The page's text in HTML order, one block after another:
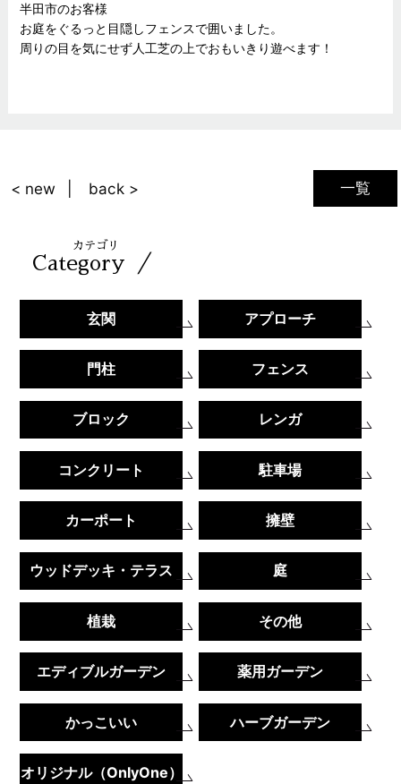
半田市のお客様
お庭をぐるっと目隠しフェンスで囲いました。
周りの目を気にせず人工芝の上でおもいきり遊べます！
一覧
< new back >
カテゴリ
Category ／
玄関 アプローチ
門柱 フェンス
ブロック レンガ
コンクリート 駐車場
カーポート 擁壁
ウッドデッキ・テラス 庭
植栽 その他
エディブルガーデン 薬用ガーデン
かっこいい ハーブガーデン
オリジナル（OnlyOne）